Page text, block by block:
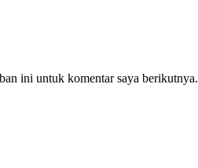
ini untuk komentar saya berikutnya.